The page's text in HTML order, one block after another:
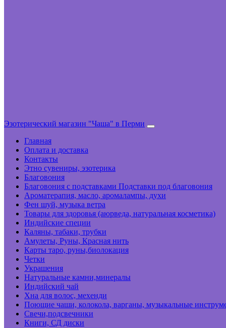
Эзотерический магазин "Чаша" в Перми
Главная
Оплата и доставка
Контакты
Этно сувениры, эзотерика
Благовония
Благовония с подставками Подставки под благовония
Ароматерапия, масло, аромалампы, духи
Фен шуй, музыка ветра
Товары для здоровья (аюрведа, натуральная косметика)
Индийские специи
Каляны, табаки, трубки
Амулеты, Руны, Красная нить
Карты таро, руны,биолокация
Четки
Украшения
Натуральные камни,минералы
Индийский чай
Хна для волос, мехенди
Поющие чаши, колокола, варганы, музыкальные
Свечи,подсвечники
Книги, СД диски